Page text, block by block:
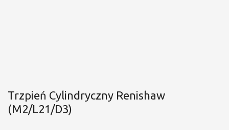
Trzpień Cylindryczny Renishaw
(M2/L21/D3)